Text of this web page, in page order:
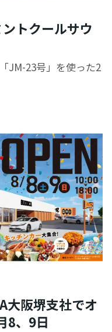
トクールサウ
JM-23号」を使った2
大阪堺支社でオ
8、9日